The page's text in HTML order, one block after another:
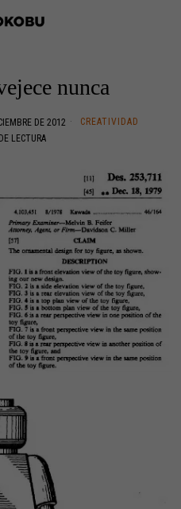
nunca
DE 2012
CREATIVIDAD
LECTURA